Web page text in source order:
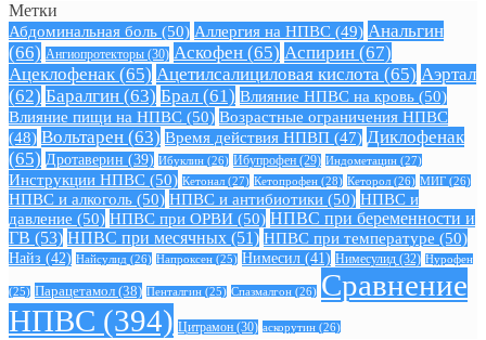
Метки
Абдоминальная боль (50) Аллергия на НПВС (49) Анальгин
(66) Ангиопротекторы (30) Аскофен (65) Аспирин (67)
Ацеклофенак (65) Ацетилсалициловая кислота (65) Аэртал
(62) Баралгин (63) Брал (61) Влияние НПВС на кровь (50)
Влияние пищи на НПВС (50) Возрастные ограничения НПВС
(48) Вольтарен (63) Время действия НПВП (47) Диклофенак
(65) Дротаверин (39) Ибуклин (26) Ибупрофен (29) Индометацин (27)
Инструкции НПВС (50) Кетонал (27) Кетопрофен (28) Кеторол (26) МИГ (26)
НПВС и алкоголь (50) НПВС и антибиотики (50) НПВС и
давление (50) НПВС при ОРВИ (50) НПВС при беременности и
ГВ (53) НПВС при месячных (51) НПВС при температуре (50)
Найз (42) Найсулид (26) Напроксен (25) Нимесил (41) Нимесулид (32) Нурофен
(25) Парацетамол (38) Пенталгин (25) Спазмалгон (26) Сравнение
НПВС (394) Цитрамон (30) аскорутин (26)